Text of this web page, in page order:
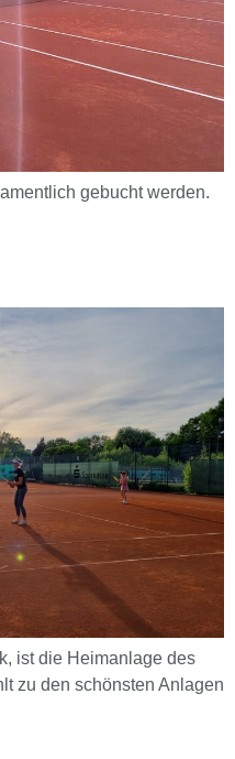
gebucht werden.
ist die Heimanlage des
zu den schönsten Anlagen